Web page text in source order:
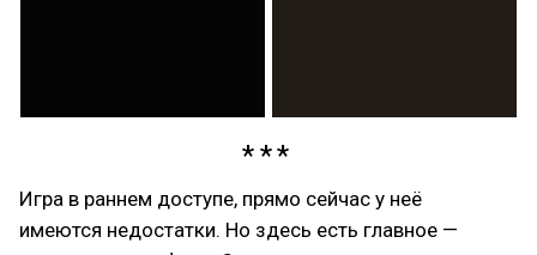
Игра в раннем доступе, прямо сейчас у неё
имеются недостатки. Но здесь есть главное —